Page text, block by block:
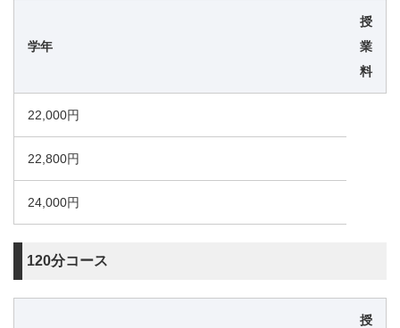
学年
授
業
料
22,000円
22,800円
24,000円
120分コース
授